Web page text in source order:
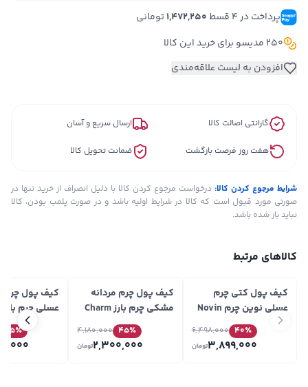
پرداخت در ۴ قسط 1,472,250 تومانی
250 مدیسو برای خرید این کالا
افزودن به لیست علاقه‌مندی
گارانتی اصالت کالا ارسال سریع و آسان
هفت روز فرصت بازگشت ضمانت تحویل کالا
شرایط مرجوع کردن کالا: درخواست مرجوع کردن کالا با دلیل انصراف از خرید تنها در
صورتی مورد قبول است که کالا در شرایط اولیه باشد و در صورت پلمب بودن، کالا
نباید باز شده باشد.
کالاهای مرتبط
کیف پول کتی چرم
عسلی نوین چرم Novin
Leather مدل نویان
WT2147
40٪ 6,498,000
3,899,000تومان
کیف پول چرم مردانه
مشکی چرم بارز Charm
45٪ 4,180,000
2,300,000تومان
کیف پول چرم
45٪